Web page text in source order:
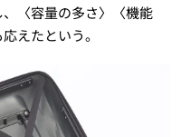
〈容量の多さ〉〈機能
えたという。